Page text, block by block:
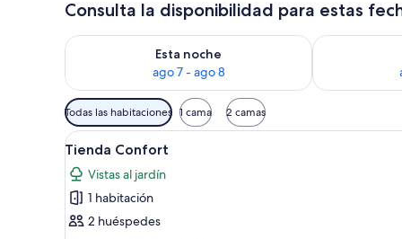
Consulta la disponibilidad para estas
Esta noche
ago 7 - ago 8
Consulta la disponibilidad para esta noche, ago 7 -
Consulta la
Filtros
disponibles
para
las
habitaciones
Todas las habitaciones 1 cama 2 camas
Abrir
todas
las
fotos
de
Una habitación con carpa,
8
Tienda Confort
Vistas al jardín
1 habitación
2 huéspedes